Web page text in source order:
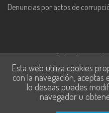
Denuncias por actos de
Este contenido fue
Tecnologías de la
Esta web utiliza cookies
con la navegación, aceptas
lo deseas puedes
navegador u